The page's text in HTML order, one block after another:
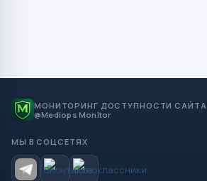
МОНИТОРИНГ ДОСТУПНОСТИ САЙТА
@Mediops Monitor
МЫ В СОЦСЕТЯХ